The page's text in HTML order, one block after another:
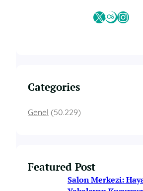
X Last.fmInstagram
Categories
Genel (50.229)
Featured Post
Salon Merkezi: